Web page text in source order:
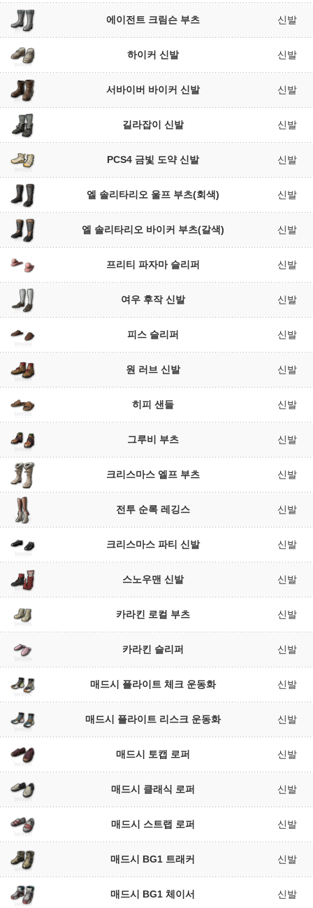
에이전트 크림슨 부츠 신발
하이커 신발 신발
서바이버 바이커 신발 신발
길라잡이 신발 신발
PCS4 금빛 도약 신발 신발
엘 솔리타리오 울프 부츠(회색) 신발
엘 솔리타리오 바이커 부츠(갈색) 신발
프리티 파자마 슬리퍼 신발
여우 후작 신발 신발
피스 슬리퍼 신발
원 러브 신발 신발
히피 샌들 신발
그루비 부츠 신발
크리스마스 엘프 부츠 신발
전투 순록 레깅스 신발
크리스마스 파티 신발 신발
스노우맨 신발 신발
카라킨 로컬 부츠 신발
카라킨 슬리퍼 신발
매드시 플라이트 체크 운동화 신발
매드시 플라이트 리스크 운동화 신발
매드시 토캡 로퍼 신발
매드시 클래식 로퍼 신발
매드시 스트랩 로퍼 신발
매드시 BG1 트래커 신발
매드시 BG1 체이서 신발